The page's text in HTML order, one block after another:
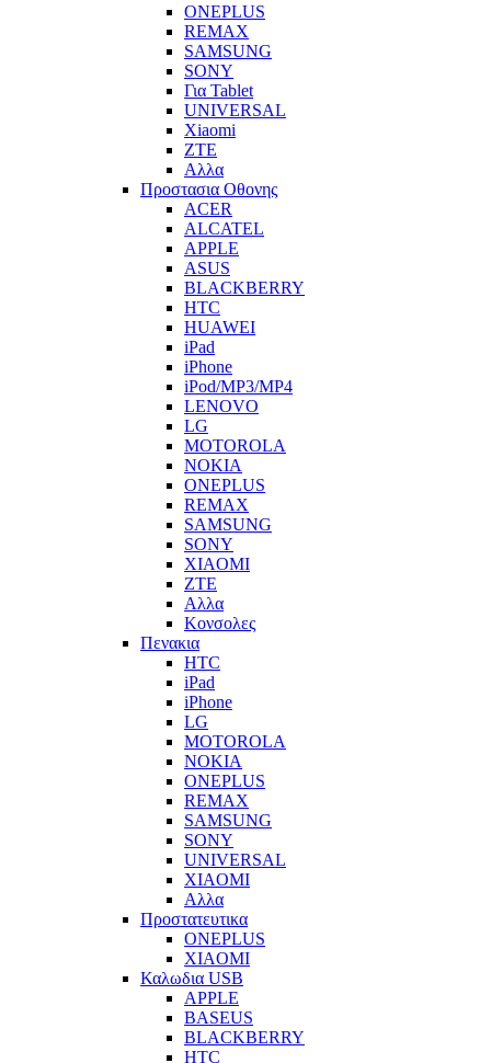
ONEPLUS
REMAX
SAMSUNG
SONY
Για Tablet
UNIVERSAL
Xiaomi
ZTE
Αλλα
Προστασια Οθονης
ACER
ALCATEL
APPLE
ASUS
BLACKBERRY
HTC
HUAWEI
iPad
iPhone
iPod/MP3/MP4
LENOVO
LG
MOTOROLA
NOKIA
ONEPLUS
REMAX
SAMSUNG
SONY
XIAOMI
ZTE
Αλλα
Κονσολες
Πενακια
HTC
iPad
iPhone
LG
MOTOROLA
NOKIA
ONEPLUS
REMAX
SAMSUNG
SONY
UNIVERSAL
XIAOMI
Αλλα
Προστατευτικα
ONEPLUS
XIAOMI
Καλωδια USB
APPLE
BASEUS
BLACKBERRY
HTC